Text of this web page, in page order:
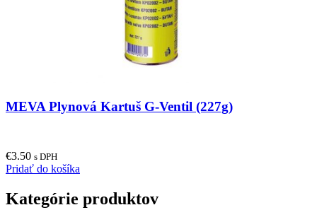
MEVA Plynová Kartuš G-Ventil (227g)
€3.50 s DPH
Pridať do košíka
Kategórie produktov